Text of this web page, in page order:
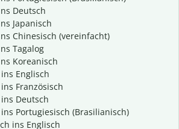
Deutsch
Japanisch
Chinesisch (vereinfacht)
Tagalog
Koreanisch
Englisch
Französisch
Deutsch
Portugiesisch (Brasilianisch)
ins Englisch